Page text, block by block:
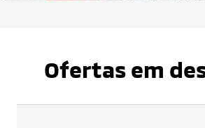
Ofertas em